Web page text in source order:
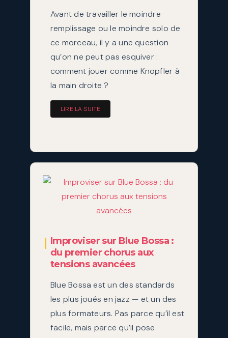
Avant de travailler le moindre
remplissage ou le moindre solo de
ce morceau, il y a une question
qu’on ne peut pas esquiver :
comment jouer comme Knopfler à
la main droite ?
LIRE LA SUITE
Improviser sur Blue Bossa :
du premier chorus aux
tensions avancées
Blue Bossa est un des standards
les plus joués en jazz — et un des
plus formateurs. Pas parce qu’il est
facile, mais parce qu’il pose